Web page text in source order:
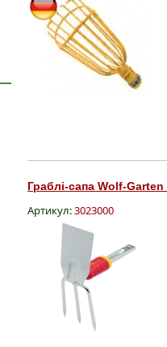
Граблі-сапа Wolf-
Артикул:3023000